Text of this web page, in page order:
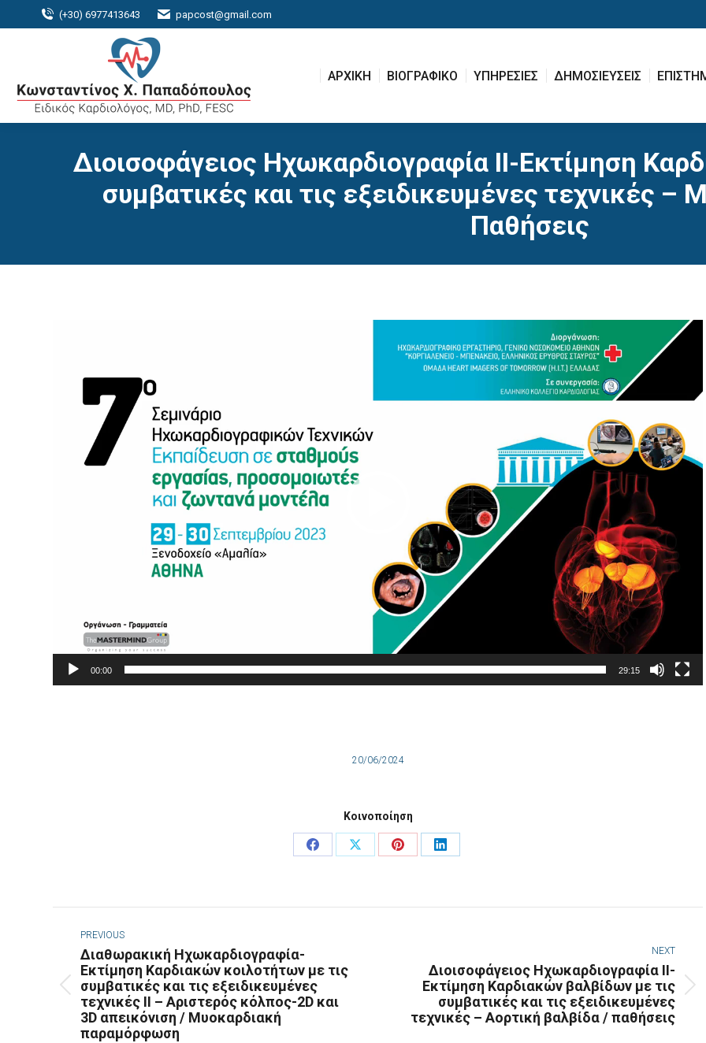
(+30) 6977413643 papcost@gmail.com
ΑΡΧΙΚΗ ΒΙΟΓΡΑΦΙΚΟ ΥΠΗΡΕΣΙΕΣ ΔΗΜΟΣΙΕΥΣΕΙΣ
Διοισοφάγειος Ηχωκαρδιογραφία ΙΙ-Εκτίμηση
συμβατικές και τις εξειδικευμένες τεχνικές –
Παθήσεις
00:00 29:15
20/06/2024
Κοινοποίηση
Share
Share
Share
Share
navigation
PREVIOUS
Previous
post:
Διαθωρακική Ηχωκαρδιογραφία-
Εκτίμηση Καρδιακών κοιλοτήτων με τις
συμβατικές και τις εξειδικευμένες
τεχνικές ΙΙ – Αριστερός κόλπος-2D και
3D απεικόνιση / Μυοκαρδιακή
παραμόρφωση
NEXT
Next
post:
Διοισοφάγειος Ηχωκαρδιογραφία ΙΙ-
Εκτίμηση Καρδιακών βαλβίδων με τις
συμβατικές και τις εξειδικευμένες
τεχνικές – Αορτική βαλβίδα / παθήσεις